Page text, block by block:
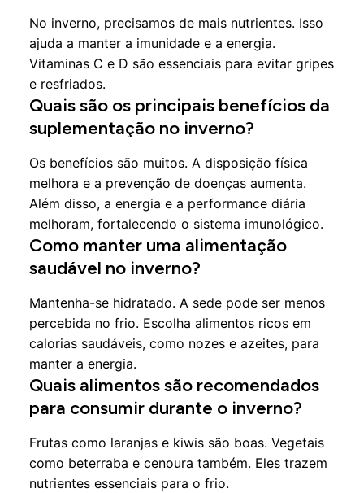
No inverno, precisamos de mais nutrientes. Isso
ajuda a manter a imunidade e a energia.
Vitaminas C e D são essenciais para evitar gripes
e resfriados.
Quais são os principais benefícios da
suplementação no inverno?
Os benefícios são muitos. A disposição física
melhora e a prevenção de doenças aumenta.
Além disso, a energia e a performance diária
melhoram, fortalecendo o sistema imunológico.
Como manter uma alimentação
saudável no inverno?
Mantenha-se hidratado. A sede pode ser menos
percebida no frio. Escolha alimentos ricos em
calorias saudáveis, como nozes e azeites, para
manter a energia.
Quais alimentos são recomendados
para consumir durante o inverno?
Frutas como laranjas e kiwis são boas. Vegetais
como beterraba e cenoura também. Eles trazem
nutrientes essenciais para o frio.